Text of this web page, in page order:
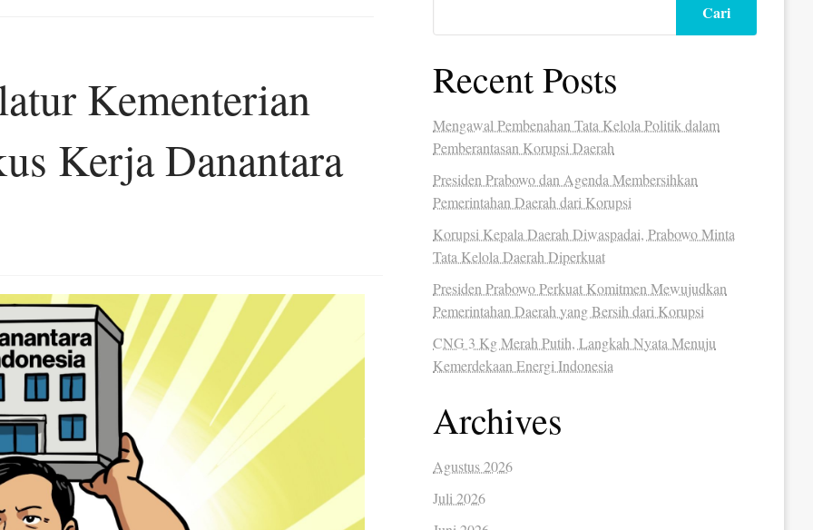
Kementerian
Kerja Danantara
Cari
Recent Posts
Mengawal Pembenahan Tata Kelola Politik dalam
Pemberantasan Korupsi Daerah
Presiden Prabowo dan Agenda Membersihkan
Pemerintahan Daerah dari Korupsi
Korupsi Kepala Daerah Diwaspadai, Prabowo Minta
Tata Kelola Daerah Diperkuat
Presiden Prabowo Perkuat Komitmen Mewujudkan
Pemerintahan Daerah yang Bersih dari Korupsi
CNG 3 Kg Merah Putih, Langkah Nyata Menuju
Kemerdekaan Energi Indonesia
Archives
Agustus 2026
Juli 2026